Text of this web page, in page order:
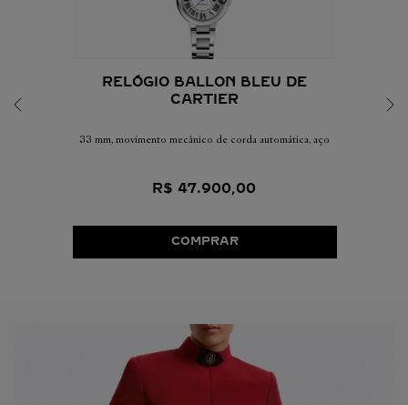
RELÓGIO BALLON BLEU DE
CARTIER
33 mm, movimento mecânico de corda automática, aço
R$ 47.900,00
COMPRAR